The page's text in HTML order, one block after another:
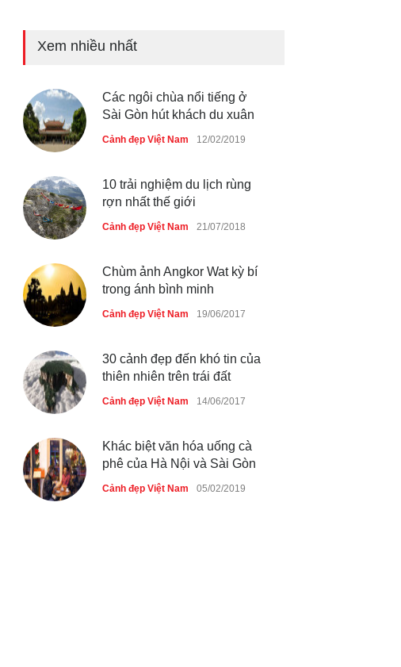
du lịch quốc gia
Những món ăn đồng quê dân
dã ở Sài Gòn
Cảnh đẹp Việt Nam 25/04/2020
Xem nhiều nhất
Các ngôi chùa nổi tiếng ở
Sài Gòn hút khách du xuân
Cảnh đẹp Việt Nam 12/02/2019
10 trải nghiệm du lịch rùng
rợn nhất thế giới
Cảnh đẹp Việt Nam 21/07/2018
Chùm ảnh Angkor Wat kỳ bí
trong ánh bình minh
Cảnh đẹp Việt Nam 19/06/2017
30 cảnh đẹp đến khó tin của
thiên nhiên trên trái đất
Cảnh đẹp Việt Nam 14/06/2017
Khác biệt văn hóa uống cà
phê của Hà Nội và Sài Gòn
Cảnh đẹp Việt Nam 05/02/2019